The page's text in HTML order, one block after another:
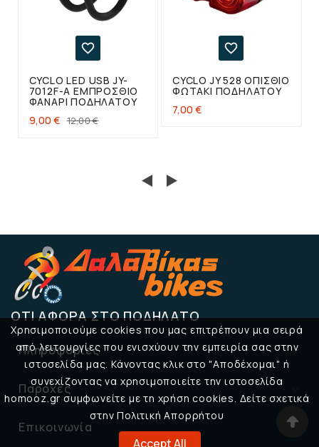
Χρησιμοποιούμε cookies που μας επιτρέπουν μια σειρά
από λειτουργίες που ενισχύουν την εμπειρία σας στην
ιστοσελίδα μας. Κάνοντας κλικ στο "Αποδέχομαι" ή
συνεχίζοντας να χρησιμοποιείτε την ιστοσελίδα
homooz.gr συμφωνείτε με τη χρήση cookies. Δείτε σχετικά
στην Πολιτική Απορρήτου
Accept All

CYCLO LED USB JY-
7012F-A ΕΜΠΡΌΣΘΙΟ
ΦΑΝΆΡΙ ΠΟΔΗΛΆΤΟΥ
9,00 € 12,00 €

CYCLO JY 528 ΟΠΊΣΘΙΟ
ΦΩΤΆΚΙ ΠΟΔΗΛΆΤΟΥ
7,00 €
ΌΤΙ ΑΦΟΡΆ ΣΤΟ ΠΟΔΉΛΑΤΟ
Πληροφορίες 
Παροχές
Επικοινωνία 